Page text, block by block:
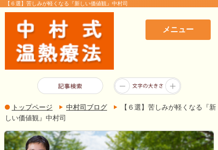
【６選】苦しみが軽くなる『新しい価値観』中村司
メニュー
トップページ 中村司ブログ
【６選】苦しみが軽くなる『新
しい価値観』中村司